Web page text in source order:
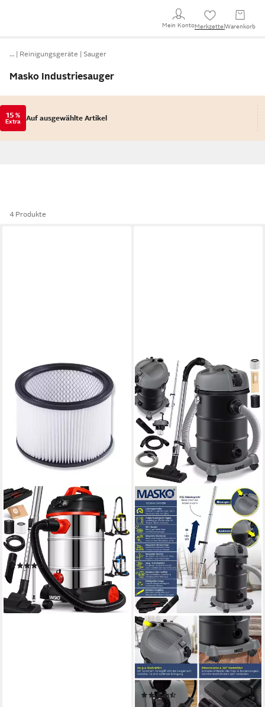
Mein KontoMerkzettel Warenkorb
… Reinigungsgeräte Sauger
Masko Industriesauger
15 %
Extra Auf ausgewählte Artikel
4 Produkte
MASKO
Industriesauger, 18 W,
Industriestaubsauger
Staubsauger Nass Trocken
Sauger Edelstahl
(1)
14,90 €
lieferbar - in 3-4 Werktagen bei dir
MASKO
Industriesauger, 2300 W,
6IN1 Industriestaubsauger
Staubsauger Nass Trocken
Sauger